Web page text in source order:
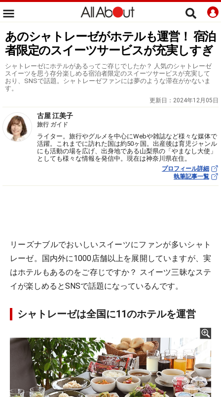
あのシャトレーゼがホテルも運営！ 宿泊
者限定のスイーツサービスが充実しすぎ
シャトレーゼにホテルがあるってご存じでしたか？ 人気のシャトレーゼ
スイーツを思う存分楽しめる宿泊者限定のスイーツサービスが充実して
おり、SNSで話題。シャトレーゼファンには夢のような滞在がかないま
す。
更新日： 2024年12月05日
古屋 江美子
旅行 ガイド
ライター。旅行やグルメを中心にWebや雑誌など様々な媒体で
活躍。これまでに訪れた国は約50ヶ国。出産後は育児ジャンル
にも活動の場を広げ、出身地である山梨県の「やまなし大使」
としても様々な情報を発信中。現在は神奈川県在住。
プロフィール詳細
執筆記事一覧
リーズナブルでおいしいスイーツにファンが多いシャト
レーゼ。国内外に1000店舗以上を展開していますが、実
はホテルもあるのをご存じですか？ スイーツ三昧なステ
イが楽しめるとSNSで話題になっているんです。
シャトレーゼは全国に11のホテルを運営